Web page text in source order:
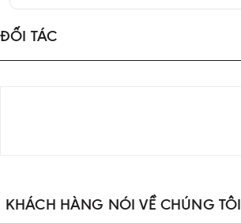
ĐỐI TÁC
KHÁCH HÀNG NÓI VỀ CHÚNG TÔI